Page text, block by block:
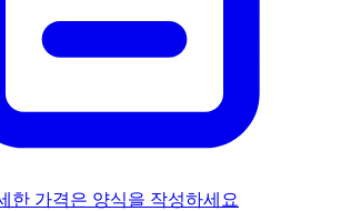
한 가격은 양식을 작성하세요